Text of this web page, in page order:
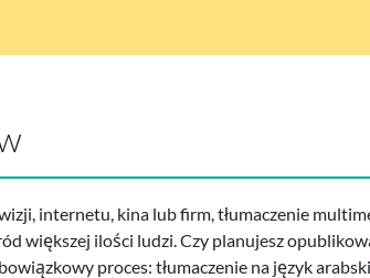
internetu, kina lub firm, tłumaczenie
większej ilości ludzi. Czy planujesz
proces: tłumaczenie na język arabski.